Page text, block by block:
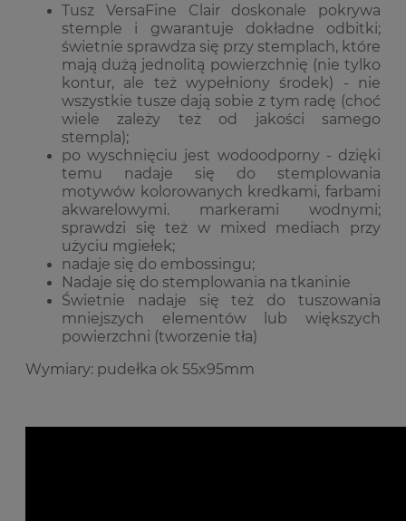
Tusz VersaFine Clair doskonale pokrywa
stemple i gwarantuje dokładne odbitki;
świetnie sprawdza się przy stemplach, które
mają dużą jednolitą powierzchnię (nie tylko
kontur, ale też wypełniony środek) - nie
wszystkie tusze dają sobie z tym radę (choć
wiele zależy też od jakości samego
stempla);
po wyschnięciu jest wodoodporny - dzięki
temu nadaje się do stemplowania
motywów kolorowanych kredkami, farbami
akwarelowymi. markerami wodnymi;
sprawdzi się też w mixed mediach przy
użyciu mgiełek;
nadaje się do embossingu;
Nadaje się do stemplowania na tkaninie
Świetnie nadaje się też do tuszowania
mniejszych elementów lub większych
powierzchni (tworzenie tła)
Wymiary: pudełka ok 55x95mm